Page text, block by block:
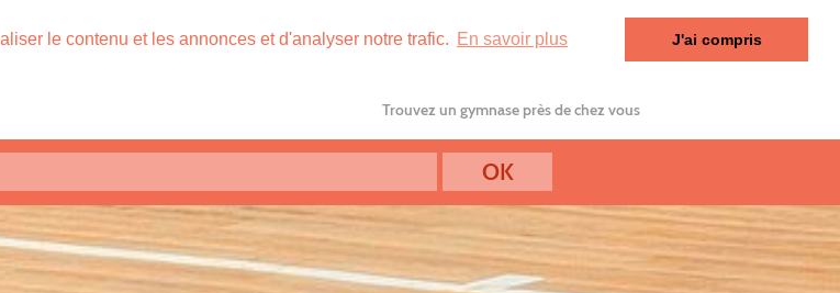
le contenu et les annonces et d'analyser notre trafic. En savoir plus J'ai compris
Trouvez un gymnase près de chez vous